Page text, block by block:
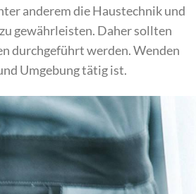
anderem die Haustechnik und
gewährleisten. Daher sollten
durchgeführt werden. Wenden
Umgebung tätig ist.